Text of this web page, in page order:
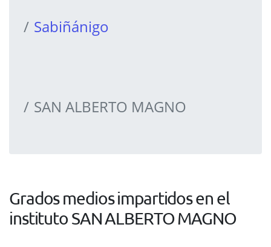
Sabiñánigo
SAN ALBERTO MAGNO
Grados medios impartidos en el
instituto SAN ALBERTO MAGNO